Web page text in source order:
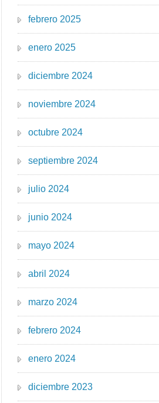
febrero 2025
enero 2025
diciembre 2024
noviembre 2024
octubre 2024
septiembre 2024
julio 2024
junio 2024
mayo 2024
abril 2024
marzo 2024
febrero 2024
enero 2024
diciembre 2023